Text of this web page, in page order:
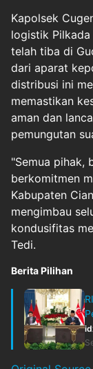
Kapolsek
logistik
telah tiba di
dari aparat
distribusi ini
memastikan
aman dan
pemungutan
"Semua pihak,
berkomitmen
Kabupaten
mengimbau
kondusifitas
Tedi.
Berita Pilihan